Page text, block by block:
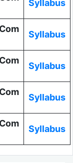
Syllabus
Syllabus
Syllabus
Syllabus
Syllabus